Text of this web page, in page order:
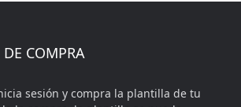
COMPRA
sesión y compra la plantilla de tu